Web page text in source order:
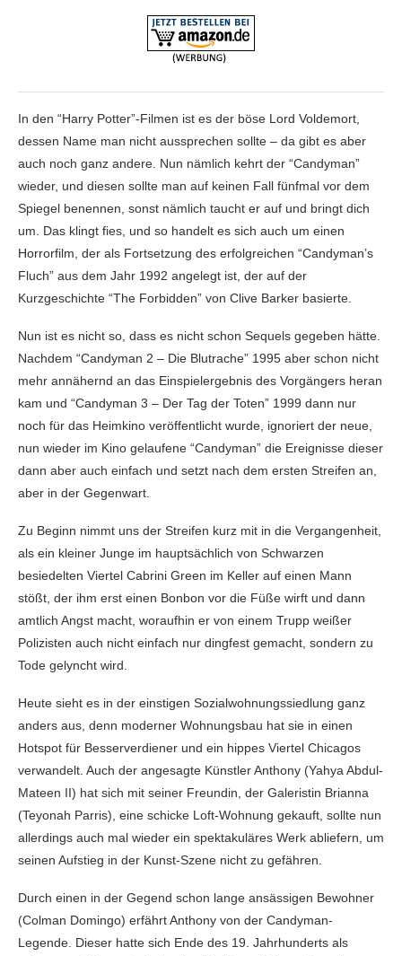
In den “Harry Potter”-Filmen ist es der böse Lord Voldemort,
dessen Name man nicht aussprechen sollte – da gibt es aber
auch noch ganz andere. Nun nämlich kehrt der “Candyman”
wieder, und diesen sollte man auf keinen Fall fünfmal vor dem
Spiegel benennen, sonst nämlich taucht er auf und bringt dich
um. Das klingt fies, und so handelt es sich auch um einen
Horrorfilm, der als Fortsetzung des erfolgreichen “Candyman’s
Fluch” aus dem Jahr 1992 angelegt ist, der auf der
Kurzgeschichte “The Forbidden” von Clive Barker basierte.
Nun ist es nicht so, dass es nicht schon Sequels gegeben hätte.
Nachdem “Candyman 2 – Die Blutrache” 1995 aber schon nicht
mehr annähernd an das Einspielergebnis des Vorgängers heran
kam und “Candyman 3 – Der Tag der Toten” 1999 dann nur
noch für das Heimkino veröffentlicht wurde, ignoriert der neue,
nun wieder im Kino gelaufene “Candyman” die Ereignisse dieser
dann aber auch einfach und setzt nach dem ersten Streifen an,
aber in der Gegenwart.
Zu Beginn nimmt uns der Streifen kurz mit in die Vergangenheit,
als ein kleiner Junge im hauptsächlich von Schwarzen
besiedelten Viertel Cabrini Green im Keller auf einen Mann
stößt, der ihm erst einen Bonbon vor die Füße wirft und dann
amtlich Angst macht, woraufhin er von einem Trupp weißer
Polizisten auch nicht einfach nur dingfest gemacht, sondern zu
Tode gelyncht wird.
Heute sieht es in der einstigen Sozialwohnungssiedlung ganz
anders aus, denn moderner Wohnungsbau hat sie in einen
Hotspot für Besserverdiener und ein hippes Viertel Chicagos
verwandelt. Auch der angesagte Künstler Anthony (Yahya Abdul-
Mateen II) hat sich mit seiner Freundin, der Galeristin Brianna
(Teyonah Parris), eine schicke Loft-Wohnung gekauft, sollte nun
allerdings auch mal wieder ein spektakuläres Werk abliefern, um
seinen Aufstieg in der Kunst-Szene nicht zu gefähren.
Durch einen in der Gegend schon lange ansässigen Bewohner
(Colman Domingo) erfährt Anthony von der Candyman-
Legende. Dieser hatte sich Ende des 19. Jahrhunderts als